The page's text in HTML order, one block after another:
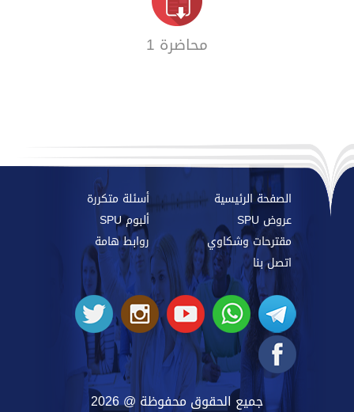
محاضرة 1
الصفحة الرئيسية
أسئلة متكررة
عروض SPU
ألبوم SPU
مقترحات وشكاوي
روابط هامة
اتصل بنا
جميع الحقوق محفوظة @ 2026